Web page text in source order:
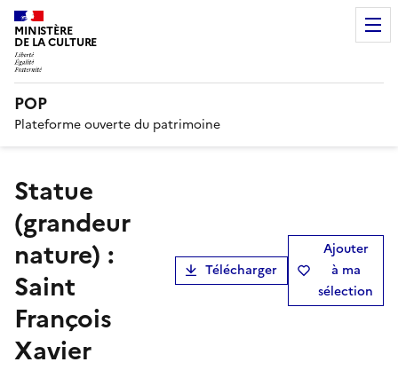
MINISTÈRE
DE LA CULTURE
POP
Plateforme ouverte du patrimoine
statue
(grandeur
nature) :
Saint
François
Xavier
Télécharger
Ajouter
à ma
sélection